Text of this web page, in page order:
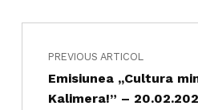
Skip back to main navigation
Navigare în articole
PREVIOUS ARTICOL
Emisiunea ,,Cultura
Kalimera!” –